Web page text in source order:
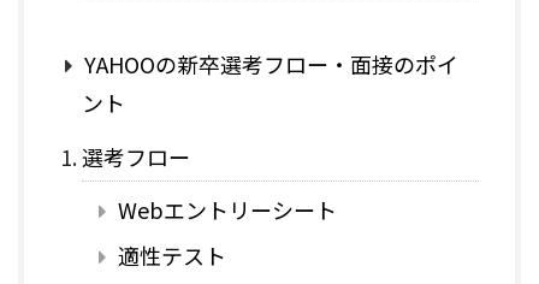
YAHOOの新卒選考フロー・面接のポイ
ント
選考フロー
Webエントリーシート
適性テスト